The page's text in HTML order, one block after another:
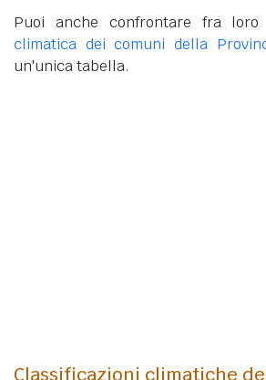
Puoi anche confrontare fra
climatica dei comuni della
un'unica tabella.
Classificazioni climatiche